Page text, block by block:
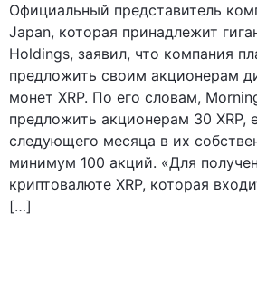
Официальный представитель
Japan, которая принадлежит
Holdings, заявил, что компания
предложить своим акционерам
монет XRP. По его словам,
предложить акционерам 30 XRP,
следующего месяца в их
минимум 100 акций. «Для
криптовалюте XRP, которая
[…]